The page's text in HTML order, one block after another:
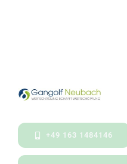
+49 163 1484146